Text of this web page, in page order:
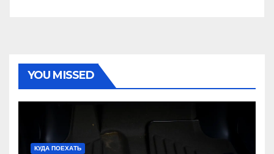
YOU MISSED
КУДА ПОЕХАТЬ